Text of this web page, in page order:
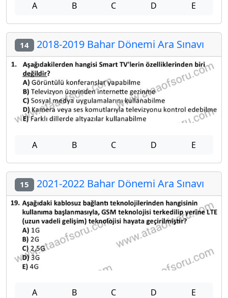
A B C D E
14 2018-2019 Bahar Dönemi Ara Sınavı
A B C D E
15 2021-2022 Bahar Dönemi Ara Sınavı
A B C D E